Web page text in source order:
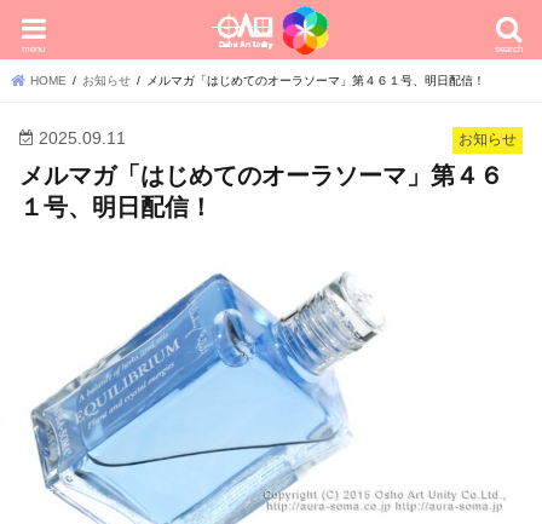
search
menu
HOME お知らせ メルマガ「はじめてのオーラソーマ」第４６１号、明日配信！
お知らせ
2025.09.11
メルマガ「はじめてのオーラソーマ」第４６
１号、明日配信！